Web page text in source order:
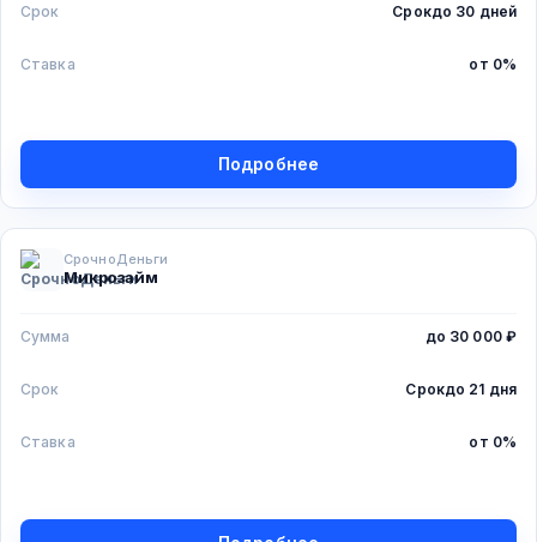
Срок Срокдо 30 дней
Ставка от 0%
Подробнее
СрочноДеньги
Микрозайм
Сумма до 30 000 ₽
Срок Срокдо 21 дня
Ставка от 0%